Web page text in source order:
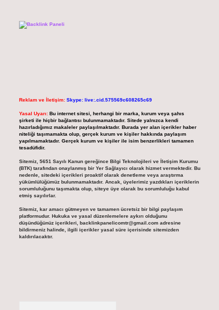
Reklam ve İletişim: Skype: live:.cid.575569c608265c69
Yasal Uyarı: Bu internet sitesi, herhangi bir marka, kurum veya şahıs
şirketi ile hiçbir bağlantısı bulunmamaktadır. Sitede yalnızca kendi
hazırladığımız makaleler paylaşılmaktadır. Burada yer alan içerikler haber
niteliği taşımamakta olup, gerçek kurum ve kişiler hakkında paylaşım
yapılmamaktadır. Gerçek kurum ve kişiler ile isim benzerlikleri tamamen
tesadüfidir.
Sitemiz, 5651 Sayılı Kanun gereğince Bilgi Teknolojileri ve İletişim Kurumu
(BTK) tarafından onaylanmış bir Yer Sağlayıcı olarak hizmet vermektedir. Bu
nedenle, sitedeki içerikleri proaktif olarak denetleme veya araştırma
yükümlülüğümüz bulunmamaktadır. Ancak, üyelerimiz yazdıkları içeriklerin
sorumluluğunu taşımakta olup, siteye üye olarak bu sorumluluğu kabul
etmiş sayılırlar.
Sitemiz, kar amacı gütmeyen ve tamamen ücretsiz bir bilgi paylaşım
platformudur. Hukuka ve yasal düzenlemelere aykırı olduğunu
düşündüğünüz içerikleri, backlinkpanelicomtr@gmail.comadresine
bildirmeniz halinde, ilgili içerikler yasal süre içerisinde sitemizden
kaldırılacaktır.